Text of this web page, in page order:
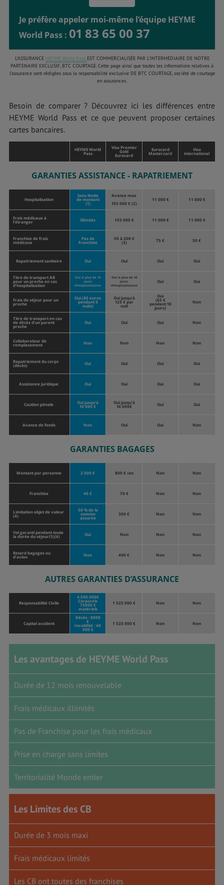
Je préfère appeler moi-même l’équipe HEYME
World Pass : 01 83 65 00 37
L’ASSURANCE HEYME World Pass EST COMMERCIALISÉE PAR L’INTERMÉDIAIRE DE NOTRE
PARTENAIRE EXCLUSIF, BTC COURTAGE. Cette page ainsi que toutes les informations relatives à
l’assurance sont rédigées sous la responsabilité exclusive DE BTC COURTAGE, société de courtage
en assurances.
Besoin de comparer ? Découvrez ici les différences entre
HEYME World Pass et ce que peuvent proposer certaines
cartes bancaires.
HEYME World
Pass
Visa Premier
Gold
Eurocard
Eurocard
Mastercard
Visa
international
GARANTIES ASSISTANCE - RAPATRIEMENT
Hospitalisation
Sans limite
de montant
(1)
Avance max
:
155 000 € (2)
11 000 € 11 000 €
Frais médicaux à
l’étranger Illimités 155 000 € 11 000 € 11 000 €
Franchise de frais
médicaux
Pas de
Franchise
50 à 200 €
(3) 75 € 50 €
Rapatriement sanitaire Oui Oui Oui Oui
Titre de transport AR
pour un proche en cas
d’hospitalisation
Oui si plus de 15
jours
d’hospitalisation
Oui si plus de 10
jours
d’hospitalisation
Oui Oui
Frais de séjour pour un
proche
Oui (80 euros
pendant 5
nuits)
Oui jusqu’à
125 € par
nuit
Oui
(65 €
pendant 10
jours)
Non
Titre de transport en cas
de décès d’un parent
proche
Oui Oui Oui Non
Collaborateur de
remplacement Non Non Non Non
Rapatriement du corps
(décès) Oui Oui Oui Oui
Assistance juridique Oui Oui Oui Oui
Caution pénale Oui jusqu’à
10 000 €
Oui jusqu’à
16 000€ Oui Oui
Avance de fonds Non Oui Oui Non
GARANTIES BAGAGES
Montant par personne 2 000 € 800 € /an Non Non
Franchise 40 € 70 € Non Non
Limitation objet de valeur
(4)
50 % de la
somme
assurée
300 € Non Non
Vol garanti pendant toute
la durée du séjour(5)(6) Oui Non Non Non
Retard bagages ou
d’avion Non 400 € Non Non
AUTRES GARANTIES D’ASSURANCE
Responsabilité Civile
4 500 000€
Corporels
75000 €
matériels
1 525 000 € Non Non
Capital accident
Décès : 8000
€
Invalidité : 40
000 €
1 525 000 € Non Non
Les avantages de HEYME World Pass
Durée de 12 mois renouvelable
Frais médicaux illimités
Pas de Franchise pour les frais médicaux
Prise en charge sans limites
Territorialité Monde entier
Les Limites des CB
Durée de 3 mois maxi
Frais médicaux limités
Les CB ont toutes des franchises